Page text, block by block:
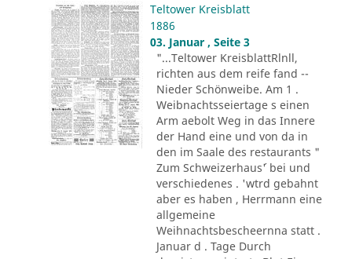
Teltower Kreisblatt
1886
03. Januar , Seite 3
"...Teltower KreisblattRlnll,
richten aus dem reife fand --
Nieder Schönweibe. Am 1 .
Weibnachtsseiertage s einen
Arm aebolt Weg in das Innere
der Hand eine und von da in
den im Saale des restaurants "
Zum Schweizerhaus´' bei und
verschiedenes . 'wtrd gebahnt
aber es haben , Herrmann eine
allgemeine
Weihnachtsbescheernna statt .
Januar d . Tage Durch